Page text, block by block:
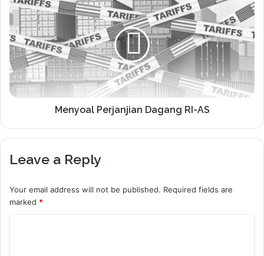
Menyoal Perjanjian Dagang RI-AS
Leave a Reply
Your email address will not be published. Required fields are
marked *